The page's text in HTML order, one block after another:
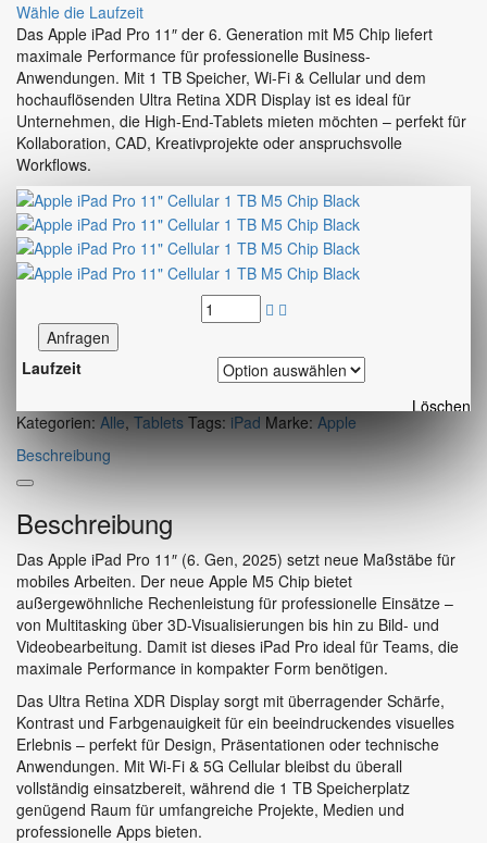
bis
210.64€
Wähle die Laufzeit
Das Apple iPad Pro 11″ der 6. Generation mit M5 Chip liefert
maximale Performance für professionelle Business-
Anwendungen. Mit 1 TB Speicher, Wi-Fi & Cellular und dem
hochauflösenden Ultra Retina XDR Display ist es ideal für
Unternehmen, die High-End-Tablets mieten möchten – perfekt für
Kollaboration, CAD, Kreativprojekte oder anspruchsvolle
Workflows.
Anfragen
Laufzeit
Löschen
Kategorien: Alle, Tablets Tags: iPad Marke: Apple
Beschreibung
Beschreibung
Das Apple iPad Pro 11″ (6. Gen, 2025) setzt neue Maßstäbe für
mobiles Arbeiten. Der neue Apple M5 Chip bietet
außergewöhnliche Rechenleistung für professionelle Einsätze –
von Multitasking über 3D-Visualisierungen bis hin zu Bild- und
Videobearbeitung. Damit ist dieses iPad Pro ideal für Teams, die
maximale Performance in kompakter Form benötigen.
Das Ultra Retina XDR Display sorgt mit überragender Schärfe,
Kontrast und Farbgenauigkeit für ein beeindruckendes visuelles
Erlebnis – perfekt für Design, Präsentationen oder technische
Anwendungen. Mit Wi-Fi & 5G Cellular bleibst du überall
vollständig einsatzbereit, während die 1 TB Speicherplatz
genügend Raum für umfangreiche Projekte, Medien und
professionelle Apps bieten.